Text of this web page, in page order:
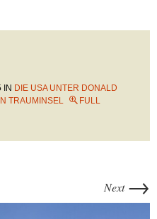
IN DIE USA UNTER DONALD
TRAUMINSEL
FULL
Next →